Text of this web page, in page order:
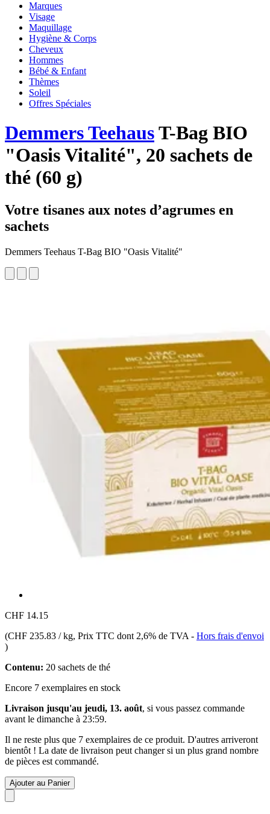
Marques
Visage
Maquillage
Hygiène & Corps
Cheveux
Hommes
Bébé & Enfant
Thèmes
Soleil
Offres Spéciales
Demmers TeehausT-Bag BIO
"Oasis Vitalité", 20 sachets de
thé (60 g)
Votre tisanes aux notes d’agrumes en
sachets
Demmers Teehaus T-Bag BIO "Oasis Vitalité"
CHF 14.15
(CHF 235.83 / kg, Prix TTC dont 2,6% de TVA - Hors frais d'envoi
)
Contenu: 20 sachets de thé
Encore 7 exemplaires en stock
Livraison jusqu'au jeudi, 13. août, si vous passez commande
avant le dimanche à 23:59.
Il ne reste plus que 7 exemplaires de ce produit. D'autres arriveront
bientôt ! La date de livraison peut changer si un plus grand nombre
de pièces est commandé.
Ajouter au Panier